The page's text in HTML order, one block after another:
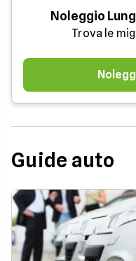
Noleggio
Trova le
Guide auto